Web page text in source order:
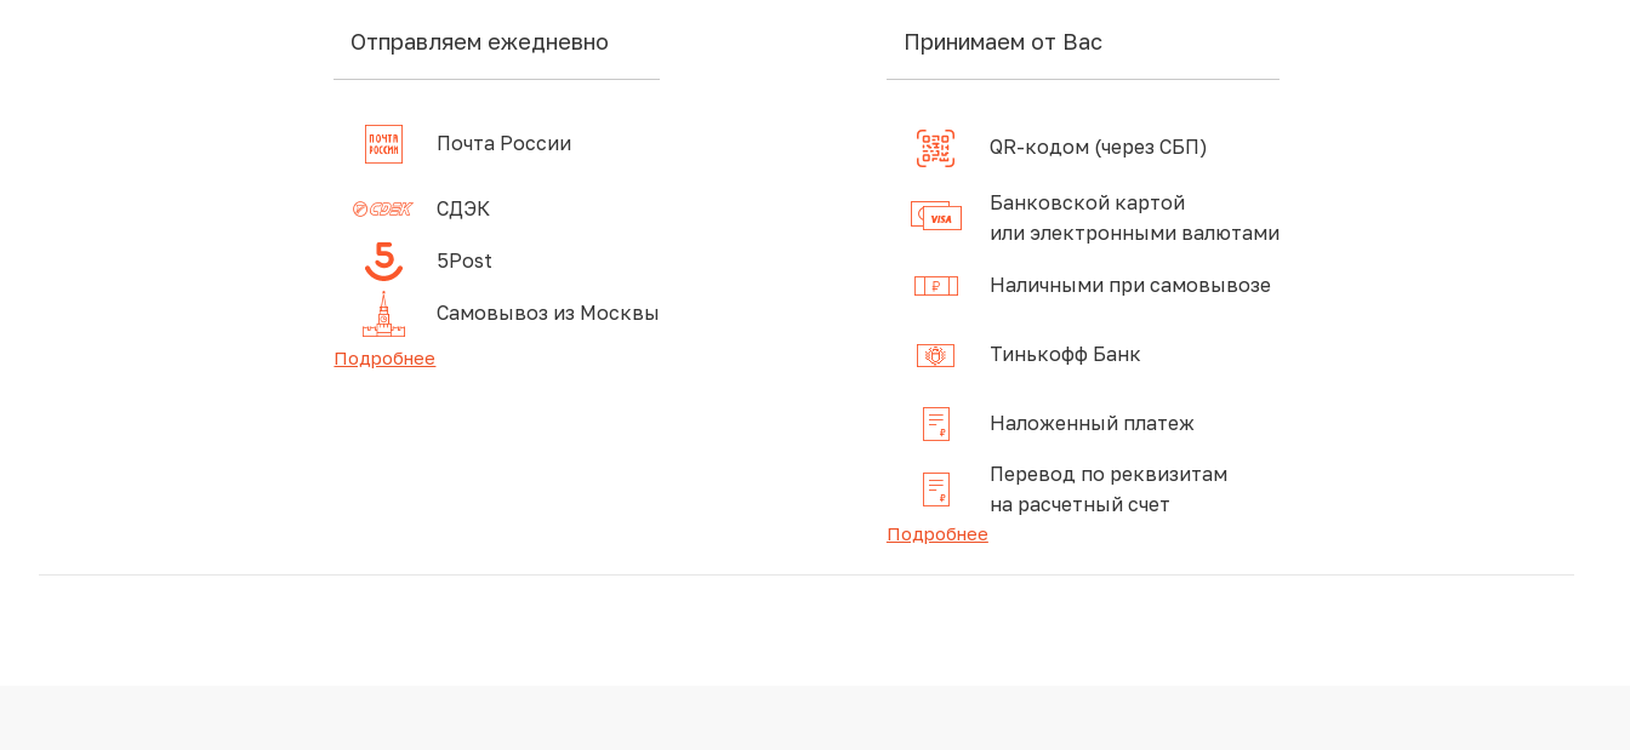
Отправляем ежедневно
Почта России
СДЭК
5Post
Самовывоз из Москвы
Подробнее
Принимаем от Вас
QR-кодом (через СБП)
Банковской картой
или электронными валютами
Наличными при самовывозе
Тинькофф Банк
Наложенный платеж
Перевод по реквизитам
на расчетный счет
Подробнее